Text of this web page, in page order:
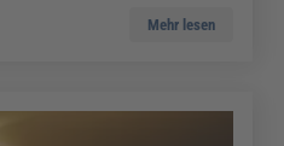
Mehr lesen